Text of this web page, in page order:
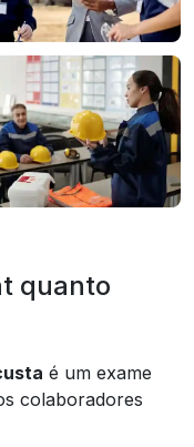
quanto
é um exame
colaboradores